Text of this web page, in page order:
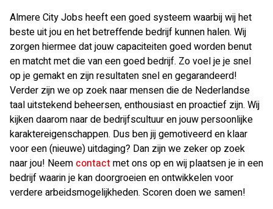
Almere City Jobs heeft een goed systeem waarbij wij het
beste uit jou en het betreffende bedrijf kunnen halen. Wij
zorgen hiermee dat jouw capaciteiten goed worden benut
en matcht met die van een goed bedrijf. Zo voel je je snel
op je gemakt en zijn resultaten snel en gegarandeerd!
Verder zijn we op zoek naar mensen die de Nederlandse
taal uitstekend beheersen, enthousiast en proactief zijn. Wij
kijken daarom naar de bedrijfscultuur en jouw persoonlijke
karaktereigenschappen. Dus ben jij gemotiveerd en klaar
voor een (nieuwe) uitdaging? Dan zijn we zeker op zoek
naar jou! Neem contactmet ons op en wij plaatsen je in een
bedrijf waarin je kan doorgroeien en ontwikkelen voor
verdere arbeidsmogelijkheden. Scoren doen we samen!